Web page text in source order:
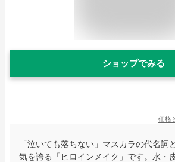
ショップでみる
価格
「泣いても落ちない」マスカラの代名詞
気を誇る「ヒロインメイク」です。水・